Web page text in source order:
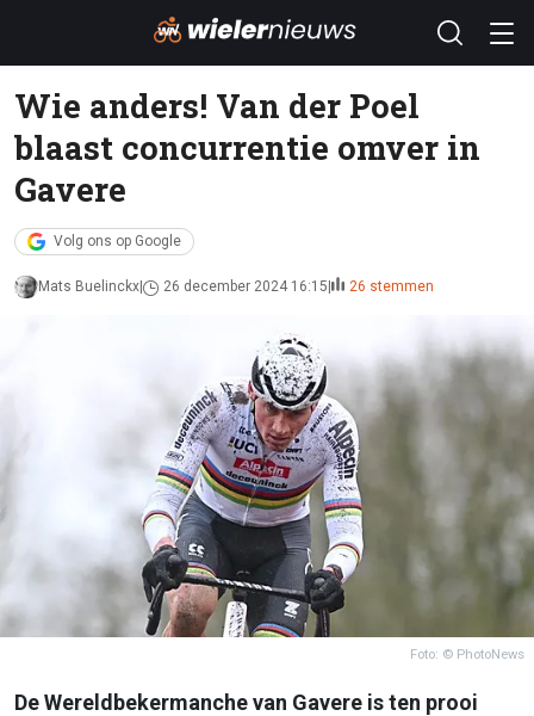
Wie anders! Van der Poel
blaast concurrentie omver in
Gavere
Volg ons op Google
Mats Buelinckx 26 december 2024 16:15 26 stemmen
Foto: © PhotoNews
De Wereldbekermanche van Gavere is ten prooi